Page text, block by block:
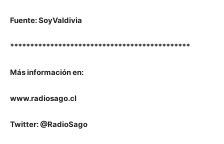
Fuente: SoyValdivia
*********************************************
Más información en:
www.radiosago.cl
Twitter: @RadioSago